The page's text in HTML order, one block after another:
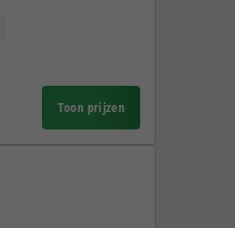
Toon prijzen